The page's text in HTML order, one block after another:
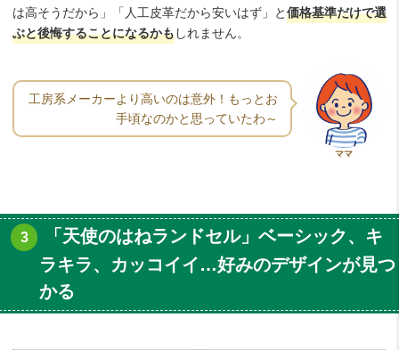
は高そうだから」「人工皮革だから安いはず」と価格基準だけで選
ぶと後悔することになるかもしれません。
工房系メーカーより高いのは意外！もっとお
手頃なのかと思っていたわ～
ママ
「天使のはねランドセル」ベーシック、キ
ラキラ、カッコイイ…好みのデザインが見つ
かる